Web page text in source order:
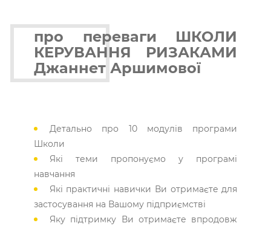
про переваги ШКОЛИ
КЕРУВАННЯ РИЗАКАМИ
Джаннет Аршимової
Детально про 10 модулів програми
Школи
Які теми пропонуємо у програмі
навчання
Які практичні навички Ви отримаєте для
застосування на Вашому підприємстві
Яку підтримку Ви отримаєте впродовж